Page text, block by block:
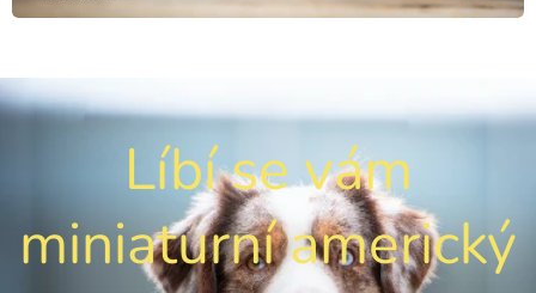
Líbí se vám
miniaturní americký